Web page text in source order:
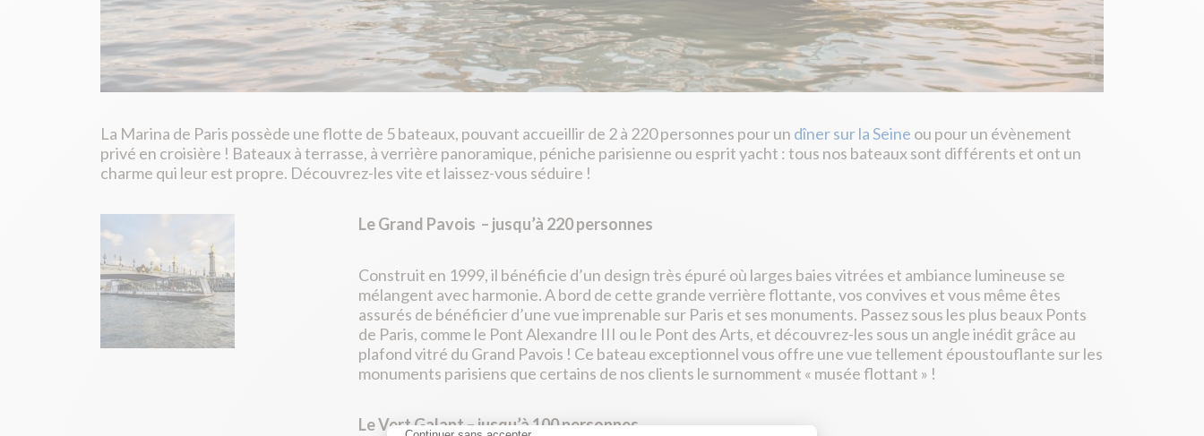
La Marina de Paris possède une flotte de 5 bateaux, pouvant accueillir de 2 à 220 personnes pour un dîner sur la Seine ou pour un évènement
privé en croisière ! Bateaux à terrasse, à verrière panoramique, péniche parisienne ou esprit yacht : tous nos bateaux sont différents et ont un
charme qui leur est propre. Découvrez-les vite et laissez-vous séduire !
Le Grand Pavois – jusqu’à 220 personnes
Construit en 1999, il bénéficie d’un design très épuré où larges baies vitrées et ambiance lumineuse se
mélangent avec harmonie. A bord de cette grande verrière flottante, vos convives et vous même êtes
assurés de bénéficier d’une vue imprenable sur Paris et ses monuments. Passez sous les plus beaux Ponts
de Paris, comme le Pont Alexandre III ou le Pont des Arts, et découvrez-les sous un angle inédit grâce au
plafond vitré du Grand Pavois ! Ce bateau exceptionnel vous offre une vue tellement époustouflante sur les
monuments parisiens que certains de nos clients le surnomment « musée flottant » !
Le Vert Galant – jusqu’à 100 personnes